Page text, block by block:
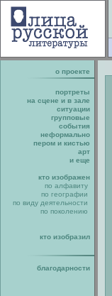
о проекте
портреты
на сцене и в зале
ситуации
групповые
события
неформально
пером и кистью
арт
и еще
кто изображен
по алфавиту
по географии
по виду деятельности
по поколению
кто изобразил
благодарности